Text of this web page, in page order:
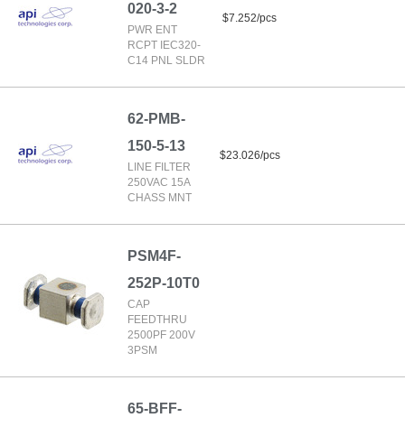
020-3-2
PWR ENT
RCPT IEC320-
C14 PNL SLDR
$7.252/pcs
62-PMB-
150-5-13
LINE FILTER
250VAC 15A
CHASS MNT
$23.026/pcs
PSM4F-
252P-10T0
CAP
FEEDTHRU
2500PF 200V
3PSM
65-BFF-